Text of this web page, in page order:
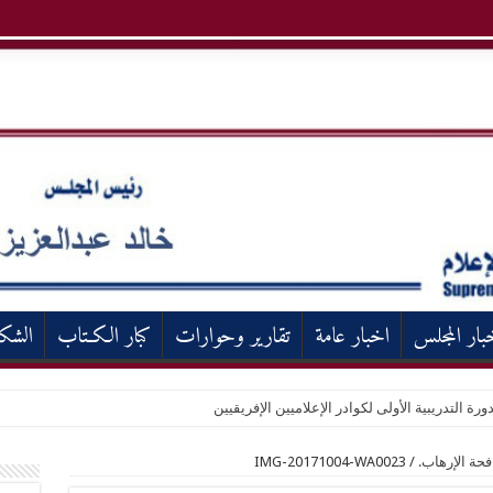
المجلس اخبار عامة تقارير وحوارات كبار الكـتاب
التدريبية الأولى لكوادر الإعلاميين الإفريقيين
الإرهاب. /
IMG-20171004-WA0023